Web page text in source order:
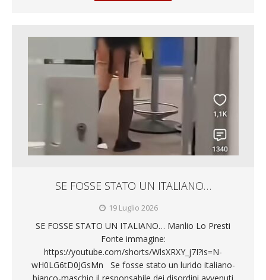
SE FOSSE STATO UN ITALIANO…
19 Luglio 2026
SE FOSSE STATO UN ITALIANO… Manlio Lo Presti
Fonte immagine:
https://youtube.com/shorts/WlsXRXY_j7I?is=N-
wH0LG6tD0JGsMn Se fosse stato un lurido italiano-